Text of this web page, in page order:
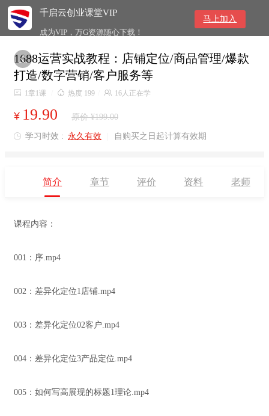
千启云创业课堂VIP
成为VIP，万G资源随心下载！
马上加入

1688运营实战教程：店铺定位/商品管理/爆款
打造/数字营销/客户服务等
 1章1课  热度 199  16人正在学
¥ 19.90 原价 ¥199.00
 学习时效 : 永久有效 自购买之日起计算有效期
简介 章节 评价 资料 老师
课程内容：
001：序.mp4
002：差异化定位1店铺.mp4
003：差异化定位02客户.mp4
004：差异化定位3产品定位.mp4
005：如何写高展现的标题1理论.mp4